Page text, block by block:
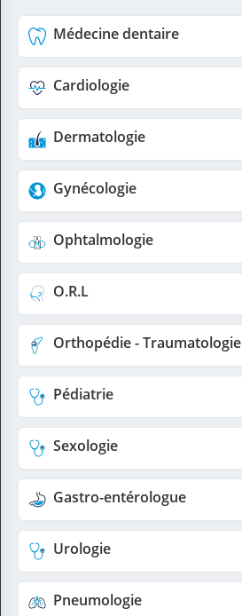
Médecine dentaire
Cardiologie
Dermatologie
Gynécologie
Ophtalmologie
O.R.L
Orthopédie - Traumatologie
Pédiatrie
Sexologie
Gastro-entérologue
Urologie
Pneumologie